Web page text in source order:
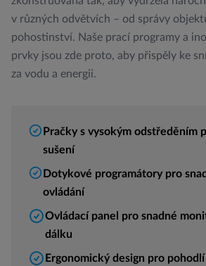
v různých odvětvích – od správy
pohostinství. Naše prací programy a
prvky jsou zde proto, aby přispěly ke
za vodu a energii.
Pračky s vysokým odstředěním
sušení
Dotykové programátory pro
ovládání
Ovládací panel pro snadné
dálku
Ergonomický design pro